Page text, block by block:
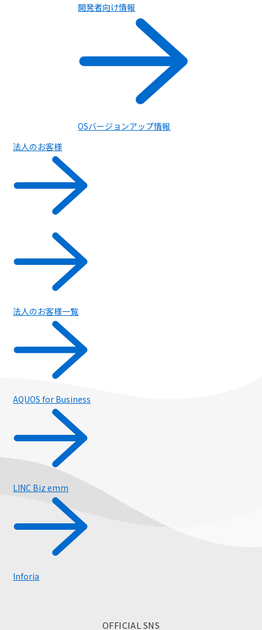
ルーター / 電話ユニット
OFFICIAL SNS
開発者向け情報
OSバージョンアップ情報
法人のお客様
法人のお客様一覧
AQUOS for Business
LINC Biz emm
Inforia